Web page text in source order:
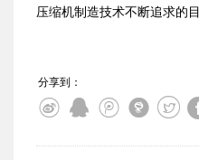
压缩机制造技术不断追求的目
分享到：